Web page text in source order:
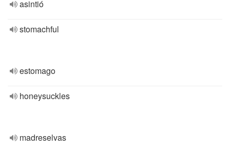
asintió
stomachful
estomago
honeysuckles
madreselvas